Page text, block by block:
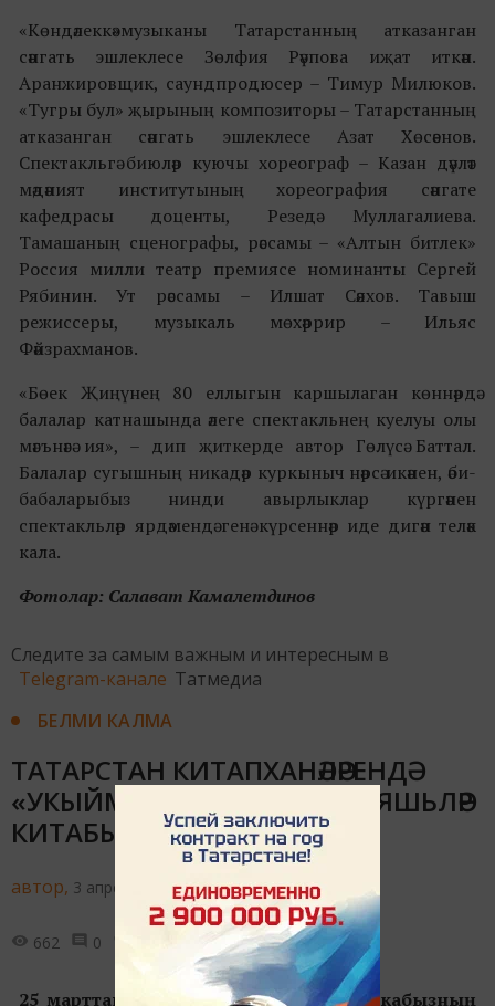
«Көндәлеккә»музыканы Татарстанның атказанган
сәнгать эшлеклесе Зөлфия Рәүпова иҗат иткән.
Аранжировщик, саундпродюсер – Тимур Милюков.
«Тугры бул» җырының композиторы – Татарстанның
атказанган сәнгать эшлеклесе Азат Хөсәенов.
Спектакльгә биюләр куючы хореограф – Казан дәүләт
мәдәният институтының хореография сәнгате
кафедрасы доценты, Резедә Муллагалиева.
Тамашаның сценографы, рәссамы – «Алтын битлек»
Россия милли театр премиясе номинанты Сергей
Рябинин. Ут рәссамы – Илшат Сәяхов. Тавыш
режиссеры, музыкаль мөхәррир – Ильяс
Фәйзрахманов.
«Бөек Җиңүнең 80 еллыгын каршылаган көннәрдә
балалар катнашында әлеге спектакльнең куелуы олы
мәгънәгә ия», – дип җиткерде автор Гөлүсә Баттал.
Балалар сугышның никадәр куркыныч нәрсә икәнен, әби-
бабаларыбыз нинди авырлыклар күргәнен
спектакльләр ярдәмендә генә күрсеннәр иде дигән теләк
кала.
Фотолар: Салават Камалетдинов
Следите за самым важным и интересным в
Telegram-канале Татмедиа
БЕЛМИ КАЛМА
ТАТАРСТАН КИТАПХАНӘЛӘРЕНДӘ
«УКЫЙМ. ЯШИМ. ЯРАТАМ» ЯШЬЛӘР
КИТАБЫ АТНАЛЫГЫ БАРА
автор, 3 апреля 2025 - 16:34
662 0
25 марттан 11 апрельгә кадәр республикабызның